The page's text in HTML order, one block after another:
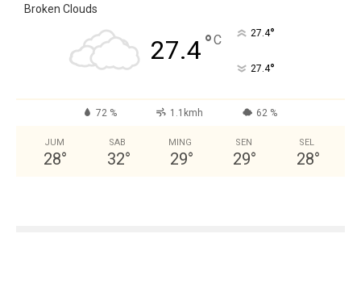
Broken Clouds
27.4°C 27.4°
27.4°
72 % 1.1kmh 62 %
JUM
28°
SAB
32°
MING
29°
SEN
29°
SEL
28°